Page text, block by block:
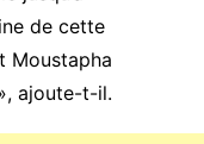
de cette
Moustapha
ajoute-t-il.